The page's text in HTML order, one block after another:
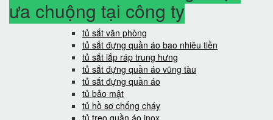
ưa chuộng tại công ty
tủ sắt văn phòng
tủ sắt đựng quần áo bao nhiêu tiền
tủ sắt lắp ráp trung hưng
tủ sắt đựng quần áo vũng tàu
tủ sắt đựng quần áo
tủ bảo mật
tủ hồ sơ chống cháy
tủ treo quần áo inox